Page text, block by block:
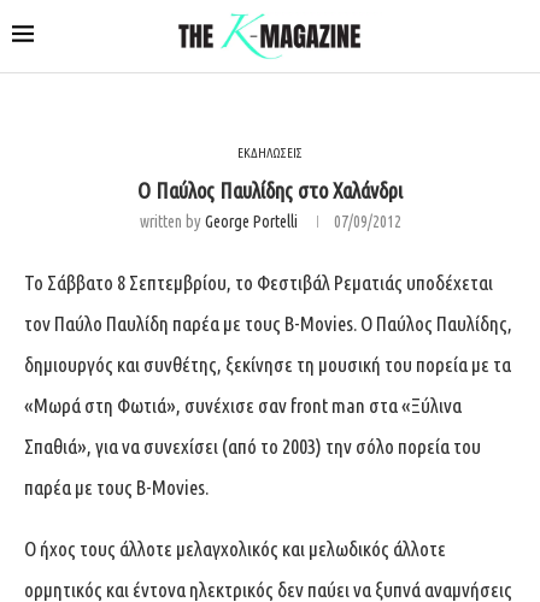
ΕΚΔΗΛΩΣΕΙΣ
Ο Παύλος Παυλίδης στο Χαλάνδρι
written byGeorge Portelli 07/09/2012
Το Σάββατο 8 Σεπτεμβρίου, το Φεστιβάλ Ρεματιάς υποδέχεται
τον Παύλο Παυλίδη παρέα με τους B-Movies. Ο Παύλος Παυλίδης,
δημιουργός και συνθέτης, ξεκίνησε τη μουσική του πορεία με τα
«Μωρά στη Φωτιά», συνέχισε σαν front man στα «Ξύλινα
Σπαθιά», για να συνεχίσει (από το 2003) την σόλο πορεία του
παρέα με τους B-Movies.
Ο ήχος τους άλλοτε μελαγχολικός και μελωδικός άλλοτε
ορμητικός και έντονα ηλεκτρικός δεν παύει να ξυπνά αναμνήσεις